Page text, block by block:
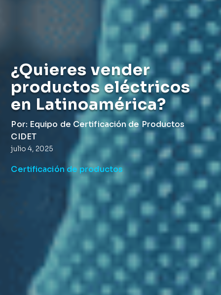
¿Quieres vender
productos eléctricos
en Latinoamérica?
Por: Equipo de Certificación de Productos
CIDET
julio 4, 2025
Certificación de productos